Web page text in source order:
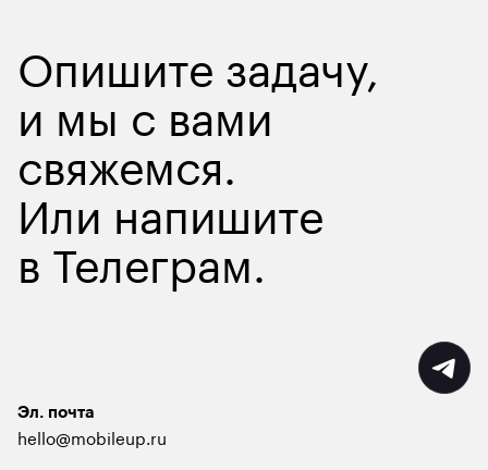
Эл. почта
hello@mobileup.ru
Опишите задачу,
и мы с вами
свяжемся.
Или напишите
в Телеграм.